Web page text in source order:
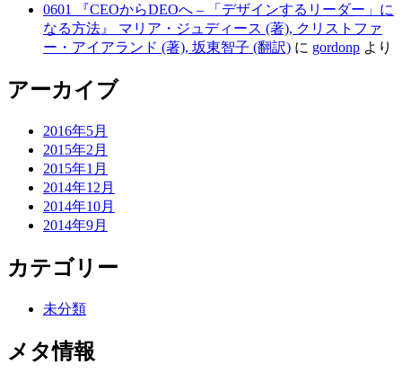
0601 『CEOからDEOへ – 「デザインするリーダー」に
なる方法』 マリア・ジュディース (著), クリストファ
ー・アイアランド (著), 坂東智子 (翻訳) に gordonp より
アーカイブ
2016年5月
2015年2月
2015年1月
2014年12月
2014年10月
2014年9月
カテゴリー
未分類
メタ情報